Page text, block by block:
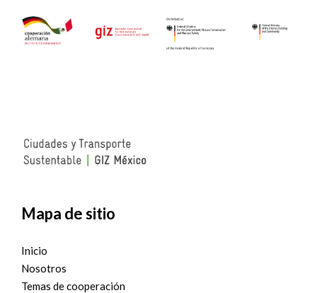
Mapa de sitio
Inicio
Nosotros
Temas de cooperación